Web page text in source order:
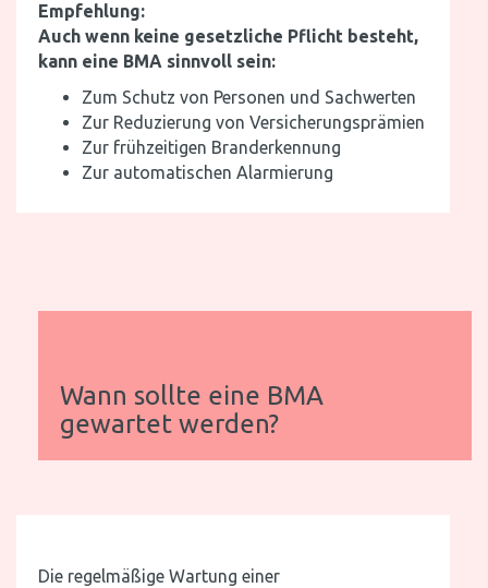
Empfehlung:
Auch wenn keine gesetzliche Pflicht besteht,
kann eine BMA sinnvoll sein:
Zum Schutz von Personen und Sachwerten
Zur Reduzierung von Versicherungsprämien
Zur frühzeitigen Branderkennung
Zur automatischen Alarmierung
Wann sollte eine BMA
gewartet werden?
Die regelmäßige Wartung einer